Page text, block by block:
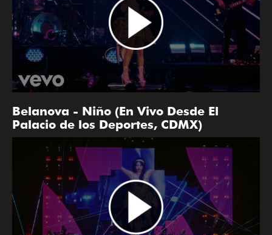
Belanova - Niño (En Vivo Desde El
Palacio de los Deportes, CDMX)